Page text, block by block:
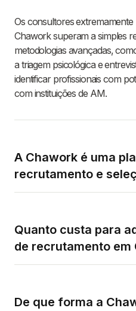
Os consultores
Chawork superam a simples
metodologias avançadas,
a triagem psicológica e
identificar profissionais com
com instituições de AM.
A Chawork é uma
recrutamento e
Quanto custa para
de recrutamento em
De que forma a